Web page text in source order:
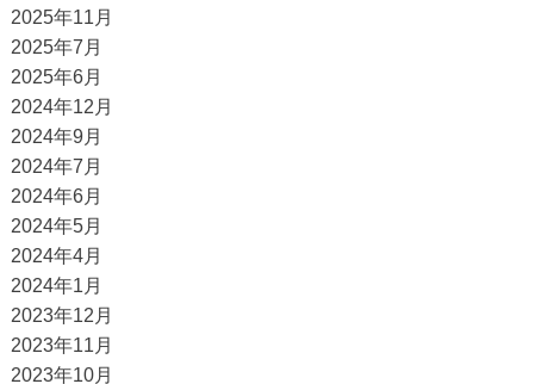
2025年11月
2025年7月
2025年6月
2024年12月
2024年9月
2024年7月
2024年6月
2024年5月
2024年4月
2024年1月
2023年12月
2023年11月
2023年10月